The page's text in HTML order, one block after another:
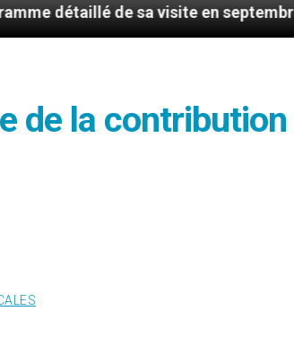
de sa visite en septembre – 7 titres,
de la contribution